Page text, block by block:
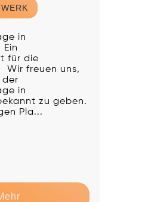
in
für die
Wir freuen uns,
der
in
zu geben.
Pla...